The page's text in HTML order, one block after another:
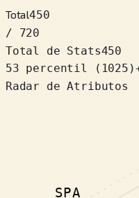
Total450
/ 720
Total de Stats450
53 percentil
( 1025 )
Radar de Atributos
SPA